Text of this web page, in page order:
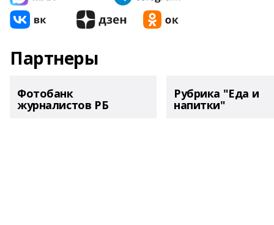
Партнеры
Фотобанк
журналистов РБ
Рубрика "Еда и
напитки"